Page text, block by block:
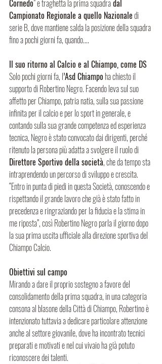
Cornedo” e traghetta la prima squadra dal
Campionato Regionale a quello Nazionale di
serie B, dove mantiene salda la posizione della squadra
fino a pochi giorni fa, quando....
Il suo ritorno al Calcio e al Chiampo, come DS
Solo pochi giorni fa, l’Asd Chiampo ha chiesto il
supporto di Robertino Negro. Facendo leva sul suo
affetto per Chiampo, patria natia, sulla sua passione
infinita per il calcio e per lo sport in generale, e
contando sulla sua grande competenza ed esperienza
tecnica, Negro è stato convocato dai dirigenti, perché
ritenuto la persona più adatta a svolgere il ruolo di
Direttore Sportivo della società, che da tempo sta
intraprendendo un percorso di sviluppo e crescita.
“Entro in punta di piedi in questa Società, conoscendo e
rispettando il grande lavoro che già è stato fatto in
precedenza e ringraziando per la fiducia e la stima in
me riposta”, così Robertino Negro parla il giorno dopo
la sua prima uscita ufficiale alla direzione sportiva del
Chiampo Calcio.
Obiettivi sul campo
Mirando a dare il proprio sostegno a favore del
consolidamento della prima squadra, in una categoria
consona al blasone della Città di Chiampo, Robertino è
intenzionato tuttavia a dedicare particolare attenzione
anche al settore giovanile, dove ha incontrato tecnici
preparati e motivati e nel cui vivaio ha già potuto
riconoscere dei talenti.